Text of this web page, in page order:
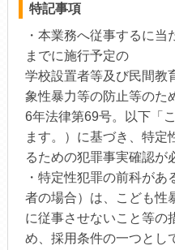
特記事項
・本業務へ従事するに当
までに施行予定の
学校設置者等及び民間教
象性暴力等の防止等のた
6年法律第69号。以下「
ます。）に基づき、特定
るための犯罪事実確認が
・特定性犯罪の前科が
者の場合）は、こども性
に従事させないこと等の
め、採用条件の一つとし